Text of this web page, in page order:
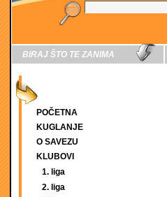
BIRAJ ŠTO TE ZANIMA
POČETNA
KUGLANJE
O SAVEZU
KLUBOVI
1. liga
2. liga